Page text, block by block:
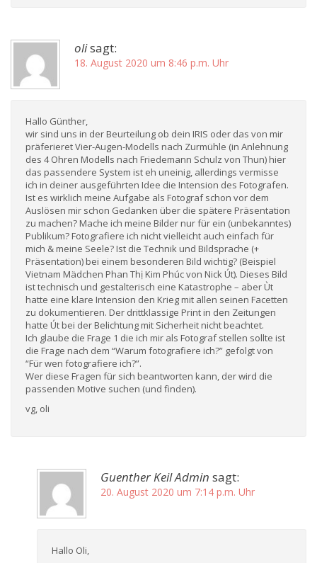
olisagt:
18. August 2020 um 8:46 p.m. Uhr
Hallo Günther,
wir sind uns in der Beurteilung ob dein IRIS oder das von mir
präferieret Vier-Augen-Modells nach Zurmühle (in Anlehnung
des 4 Ohren Modells nach Friedemann Schulz von Thun) hier
das passendere System ist eh uneinig, allerdings vermisse
ich in deiner ausgeführten Idee die Intension des Fotografen.
Ist es wirklich meine Aufgabe als Fotograf schon vor dem
Auslösen mir schon Gedanken über die spätere Präsentation
zu machen? Mache ich meine Bilder nur für ein (unbekanntes)
Publikum? Fotografiere ich nicht vielleicht auch einfach für
mich & meine Seele? Ist die Technik und Bildsprache (+
Präsentation) bei einem besonderen Bild wichtig? (Beispiel
Vietnam Mädchen Phan Thị Kim Phúc von Nick Út). Dieses Bild
ist technisch und gestalterisch eine Katastrophe – aber Ùt
hatte eine klare Intension den Krieg mit allen seinen Facetten
zu dokumentieren. Der drittklassige Print in den Zeitungen
hatte Út bei der Belichtung mit Sicherheit nicht beachtet.
Ich glaube die Frage 1 die ich mir als Fotograf stellen sollte ist
die Frage nach dem “Warum fotografiere ich?” gefolgt von
“Für wen fotografiere ich?”.
Wer diese Fragen für sich beantworten kann, der wird die
passenden Motive suchen (und finden).
vg, oli
Guenther Keil Admin sagt:
20. August 2020 um 7:14 p.m. Uhr
Hallo Oli,